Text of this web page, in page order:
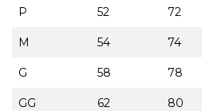
P 52 72
M 54 74
G 58 78
GG 62 80